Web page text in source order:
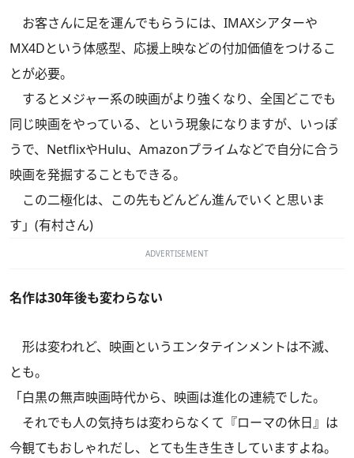
お客さんに足を運んでもらうには、IMAXシアターや
MX4Dという体感型、応援上映などの付加価値をつけるこ
とが必要。
するとメジャー系の映画がより強くなり、全国どこでも
同じ映画をやっている、という現象になりますが、いっぽ
うで、NetflixやHulu、Amazonプライムなどで自分に合う
映画を発掘することもできる。
この二極化は、この先もどんどん進んでいくと思いま
す」(有村さん)
ADVERTISEMENT
名作は30年後も変わらない
形は変われど、映画というエンタテインメントは不滅、
とも。
「白黒の無声映画時代から、映画は進化の連続でした。
それでも人の気持ちは変わらなくて『ローマの休日』は
今観てもおしゃれだし、とても生き生きしていますよね。